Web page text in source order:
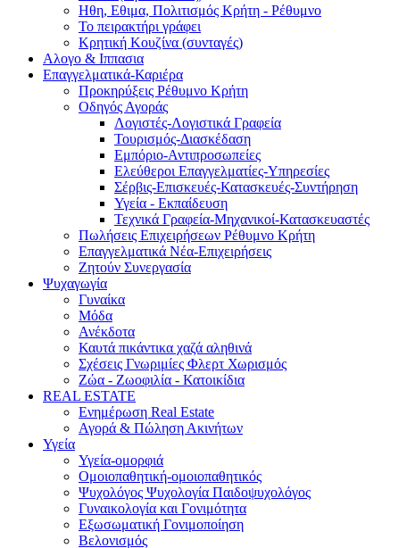
Ηθη, Εθιμα, Πολιτισμός Κρήτη - Ρέθυμνο
Το πειρακτήρι γράφει
Κρητική Κουζίνα (συνταγές)
Αλογο & Ιππασια
Επαγγελματικά-Καριέρα
Προκηρύξεις Ρέθυμνο Κρήτη
Οδηγός Αγοράς
Λογιστές-Λογιστικά Γραφεία
Τουρισμός-Διασκέδαση
Εμπόριο-Αντιπροσωπείες
Ελεύθεροι Επαγγελματίες-Υπηρεσίες
Σέρβις-Επισκευές-Κατασκευές-Συντήρηση
Υγεία - Εκπαίδευση
Τεχνικά Γραφεία-Μηχανικοί-Κατασκευαστές
Πωλήσεις Επιχειρήσεων Ρέθυμνο Κρήτη
Επαγγελματικά Νέα-Επιχειρήσεις
Ζητούν Συνεργασία
Ψυχαγωγία
Γυναίκα
Μόδα
Ανέκδοτα
Καυτά πικάντικα χαζά αληθινά
Σχέσεις Γνωριμίες Φλερτ Χωρισμός
Ζώα - Ζωοφιλία - Κατοικίδια
REAL ESTATE
Ενημέρωση Real Estate
Αγορά & Πώληση Ακινήτων
Υγεία
Υγεία-ομορφιά
Ομοιοπαθητική-ομοιοπαθητικός
Ψυχολόγος Ψυχολογία Παιδοψυχολόγος
Γυναικολογία και Γονιμότητα
Εξωσωματική Γονιμοποίηση
Βελονισμός